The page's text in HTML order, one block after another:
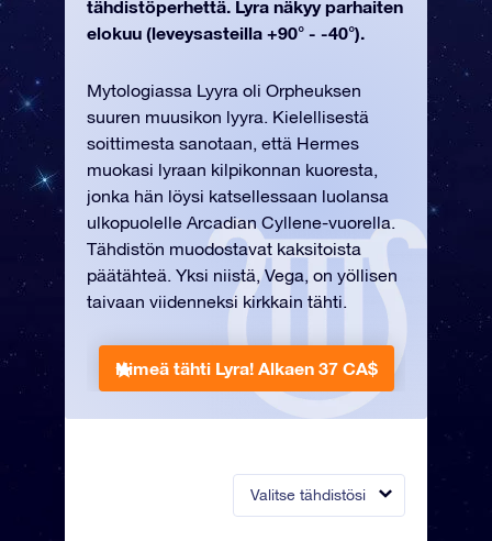
Valitse tähdistösi
tähdistöperhettä. Lyra näkyy parhaiten
elokuu (leveysasteilla +90° - -40°).
Mytologiassa Lyyra oli Orpheuksen
suuren muusikon lyyra. Kielellisestä
soittimesta sanotaan, että Hermes
muokasi lyraan kilpikonnan kuoresta,
jonka hän löysi katsellessaan luolansa
ulkopuolelle Arcadian Cyllene-vuorella.
Tähdistön muodostavat kaksitoista
päätähteä. Yksi niistä, Vega, on yöllisen
taivaan viidenneksi kirkkain tähti.
Nimeä tähti Lyra! Alkaen 37 CA$